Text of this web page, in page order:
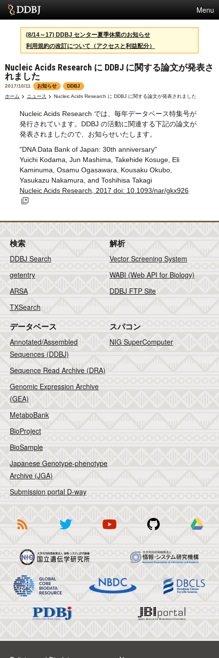
Menu
サービス
スパコン
統計
活動
利用規約
問合せ
(8/14～17) DDBJ センター夏季休業のお知らせ
利用規約の改訂について（アクセスと利益配分）
Nucleic Acids Research に DDBJ に関する論文が発表さ
れました
2017/10/11 お知らせ
DDBJ
ホーム
ニュース Nucleic Acids Research に DDBJ に関する論文が発表されました
Nucleic Acids Research では、毎年データベース特集号が
発行されています。DDBJ の活動に関連する下記の論文が
発表されましたので、お知らせいたします。
"DNA Data Bank of Japan: 30th anniversary"
Yuichi Kodama, Jun Mashima, Takehide Kosuge, Eli
Kaminuma, Osamu Ogasawara, Kousaku Okubo,
Yasukazu Nakamura, and Toshihisa Takagi
Nucleic Acids Research, 2017 doi: 10.1093/nar/gkx926
検索
DDBJ Search
getentry
ARSA
TXSearch
解析
Vector Screening System
WABI (Web API for Biology)
DDBJ FTP Site
データベース
Annotated/Assembled
Sequences (DDBJ)
Sequence Read Archive (DRA)
Genomic Expression Archive
(GEA)
MetaboBank
BioProject
BioSample
Japanese Genotype-phenotype
Archive (JGA)
Submission portal D-way
スパコン
NIG SuperComputer